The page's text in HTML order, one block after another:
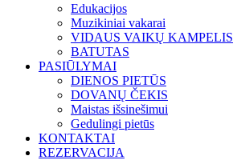
Edukacijos
Muzikiniai vakarai
VIDAUS VAIKŲ KAMPELIS
BATUTAS
PASIŪLYMAI
DIENOS PIETŪS
DOVANŲ ČEKIS
Maistas išsinešimui
Gedulingi pietūs
KONTAKTAI
REZERVACIJA